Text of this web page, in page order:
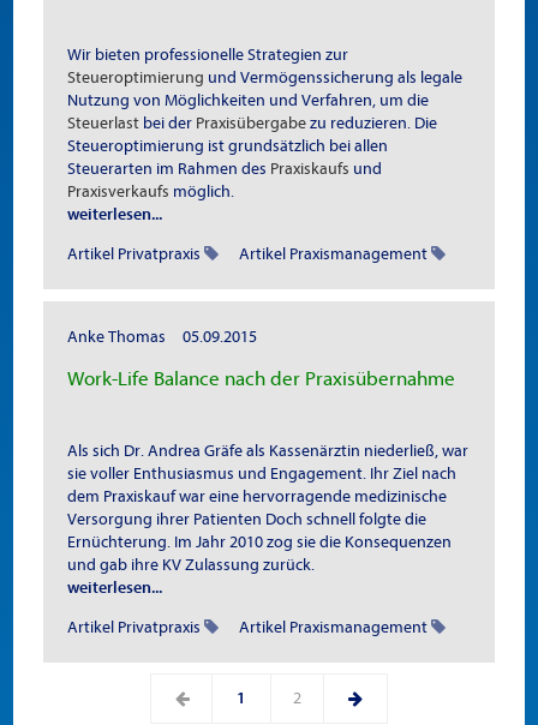
Wir bieten professionelle Strategien zur
Steueroptimierung und Vermögenssicherung als legale
Nutzung von Möglichkeiten und Verfahren, um die
Steuerlast bei der Praxisübergabezu reduzieren. Die
Steueroptimierung ist grundsätzlich bei allen
Steuerarten im Rahmen des Praxiskaufs und
Praxisverkaufs möglich.
weiterlesen...
Artikel Privatpraxis
Artikel Praxismanagement
Anke Thomas 05.09.2015
Work-Life Balance nach der Praxisübernahme
Als sich Dr. Andrea Gräfe als Kassenärztin niederließ, war
sie voller Enthusiasmus und Engagement. Ihr Ziel nach
dem Praxiskauf war eine hervorragende medizinische
Versorgung ihrer Patienten Doch schnell folgte die
Ernüchterung. Im Jahr 2010 zog sie die Konsequenzen
und gab ihre KV Zulassung zurück.
weiterlesen...
Artikel Privatpraxis
Artikel Praxismanagement
1 2